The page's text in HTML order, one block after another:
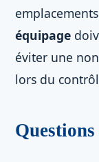
équipage
éviter une
lors du